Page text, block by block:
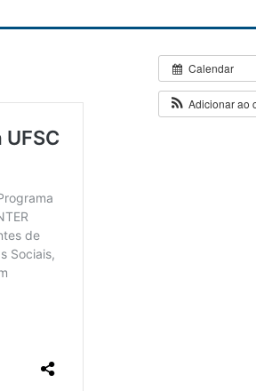
Calendar
Adicionar ao